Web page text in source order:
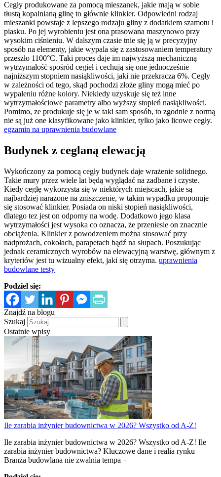
Cegły produkowane za pomocą mieszanek, jakie mają w sobie
tłustą kopalnianą glinę to głównie klinkier. Odpowiedni rodzaj
mieszanki powstaje z lepszego rodzaju gliny z dodatkiem szamotu i
piasku. Po jej wyrobieniu jest ona prasowana maszynowo przy
wysokim ciśnieniu. W dalszym czasie tnie się ją w precyzyjny
sposób na elementy, jakie wypala się z zastosowaniem temperatury
przeszło 1100°C. Taki proces daje im najwyższą mechaniczną
wytrzymałość spośród cegieł i cechują się one jednocześnie
najniższym stopniem nasiąkliwości, jaki nie przekracza 6%. Cegły
w zależności od tego, skąd pochodzi złoże gliny mogą mieć po
wypaleniu różne kolory. Niekiedy uzyskuje się też inne
wytrzymałościowe parametry albo wyższy stopień nasiąkliwości.
Pomimo, ze produkuje się je w taki sam sposób, to zgodnie z normą
nie są już one klasyfikowane jako klinkier, tylko jako licowe cegły.
egzamin na uprawnienia budowlane
Budynek z ceglaną elewacją
Wykończony za pomocą cegły budynek daje wrażenie solidnego.
Takie mury przez wiele lat będą wyglądać na zadbane i czyste.
Kiedy cegłę wykorzysta się w niektórych miejscach, jakie są
najbardziej narażone na zniszczenie, w takim wypadku proponuje
się stosować klinkier. Posiada on niski stopień nasiąkliwości,
dlatego tez jest on odporny na wodę. Dodatkowo jego klasa
wytrzymałości jest wysoka co oznacza, że przeniesie on znacznie
obciążenia. Klinkier z powodzeniem można stosować przy
nadprożach, cokołach, parapetach bądź na słupach. Poszukując
jednak ceramicznych wyrobów na elewacyjną warstwę, głównym z
kryteriów jest tu wizualny efekt, jaki się otrzyma. uprawnienia
budowlane testy
Podziel się:
Znajdź na blogu
Szukaj
Ostatnie wpisy
Ile zarabia inżynier budownictwa w 2026? Wszystko od A-Z!
Ile zarabia inżynier budownictwa w 2026? Wszystko od A-Z! Ile
zarabia inżynier budownictwa? Kluczowe dane i realia rynku
Branża budowlana nie zwalnia tempa –